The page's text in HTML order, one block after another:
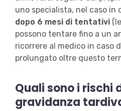
uno specialista, nel caso in
dopo 6 mesi di tentativi
possono tentare fino a un
ricorrere al medico in caso
prolungato oltre questo
Quali sono i rischi
gravidanza